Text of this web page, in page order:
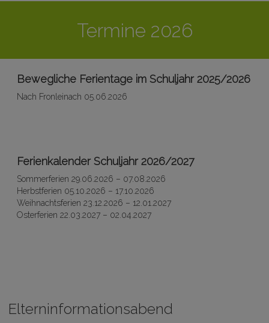
Termine 2026
Bewegliche Ferientage im Schuljahr 2025/2026
Nach Fronleinach 05.06.2026
Ferienkalender Schuljahr 2026/2027
Sommerferien 29.06.2026 – 07.08.2026
Herbstferien 05.10.2026 – 17.10.2026
Weihnachtsferien 23.12.2026 – 12.01.2027
Osterferien 22.03.2027 – 02.04.2027
Elterninformationsabend